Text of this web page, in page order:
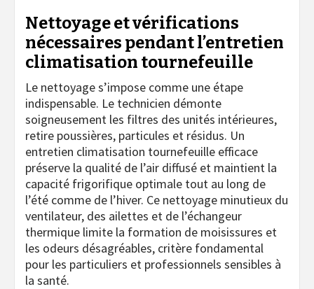
Nettoyage et vérifications
nécessaires pendant l’entretien
climatisation tournefeuille
Le nettoyage s’impose comme une étape
indispensable. Le technicien démonte
soigneusement les filtres des unités intérieures,
retire poussières, particules et résidus. Un
entretien climatisation tournefeuille efficace
préserve la qualité de l’air diffusé et maintient la
capacité frigorifique optimale tout au long de
l’été comme de l’hiver. Ce nettoyage minutieux du
ventilateur, des ailettes et de l’échangeur
thermique limite la formation de moisissures et
les odeurs désagréables, critère fondamental
pour les particuliers et professionnels sensibles à
la santé.